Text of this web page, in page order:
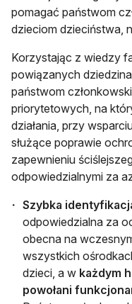
pomagać państwom
dzieciom dzieciństwa,
Korzystając z wiedzy
powiązanych
państwom
priorytetowych, na
działania, przy
służące poprawie
zapewnieniu
odpowiedzialnymi za
Szybka
odpowiedzialna za
obecna na
wszystkich
dzieci, a w każdym
powołani